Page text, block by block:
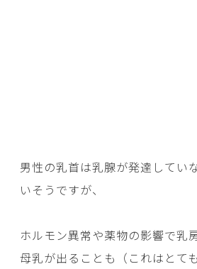
男性の乳首は乳腺が発達してい
いそうですが、
ホルモン異常や薬物の影響で乳
母乳が出ることも（これはとて